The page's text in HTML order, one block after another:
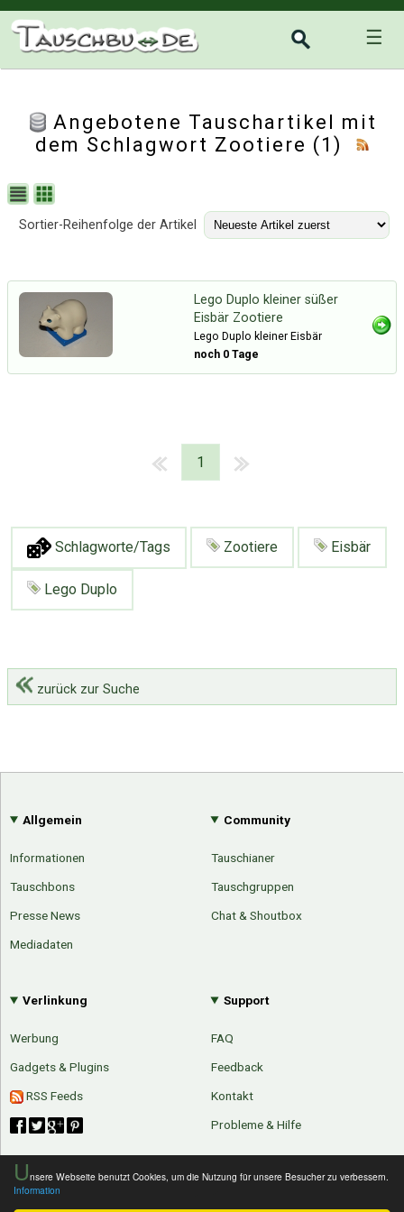
Unsere Webseite benutzt Cookies, um die Nutzung für unsere Besucher zu verbessern.
Information
☰
Angebotene Tauschartikel mit
dem Schlagwort Zootiere (1)
Sortier-Reihenfolge der Artikel
Lego Duplo kleiner süßer
Eisbär Zootiere
Lego Duplo kleiner Eisbär
noch 0 Tage
1
Schlagworte/Tags Zootiere Eisbär
Lego Duplo
zurück zur Suche
Allgemein
Informationen
Tauschbons
Presse News
Mediadaten
Community
Tauschianer
Tauschgruppen
Chat & Shoutbox
Verlinkung
Werbung
Gadgets & Plugins
RSS Feeds
Support
FAQ
Feedback
Kontakt
Probleme & Hilfe